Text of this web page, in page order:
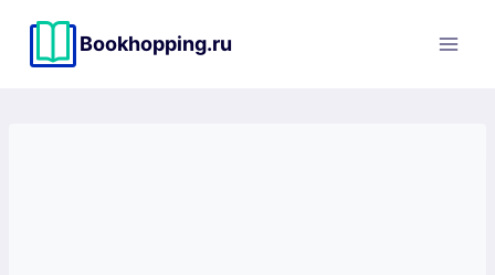
содержимому
Bookhopping.ru